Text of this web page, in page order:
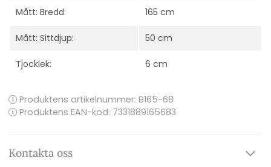
Mått: Bredd: 165 cm
Mått: Sittdjup: 50 cm
Tjocklek: 6 cm
Produktens artikelnummer: B165-68
Produktens EAN-kod: 7331889165683
Kontakta oss